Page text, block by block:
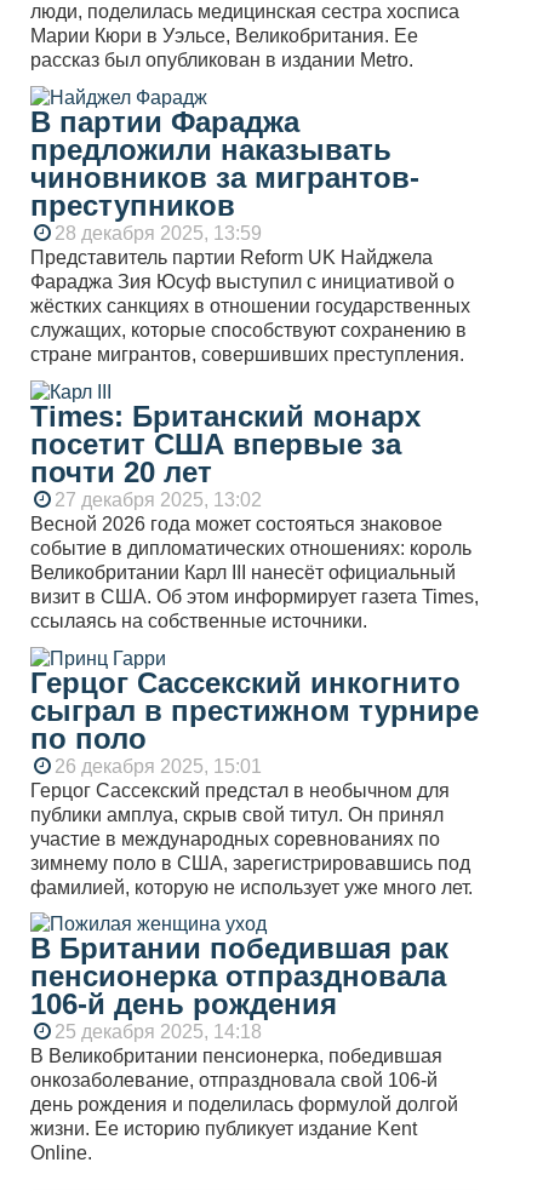
люди, поделилась медицинская сестра хосписа
Марии Кюри в Уэльсе, Великобритания. Ее
рассказ был опубликован в издании Metro.
В партии Фараджа
предложили наказывать
чиновников за мигрантов-
преступников
28 декабря 2025, 13:59
Представитель партии Reform UK Найджела
Фараджа Зия Юсуф выступил с инициативой о
жёстких санкциях в отношении государственных
служащих, которые способствуют сохранению в
стране мигрантов, совершивших преступления.
Times: Британский монарх
посетит США впервые за
почти 20 лет
27 декабря 2025, 13:02
Весной 2026 года может состояться знаковое
событие в дипломатических отношениях: король
Великобритании Карл III нанесёт официальный
визит в США. Об этом информирует газета Times,
ссылаясь на собственные источники.
Герцог Сассекский инкогнито
сыграл в престижном турнире
по поло
26 декабря 2025, 15:01
Герцог Сассекский предстал в необычном для
публики амплуа, скрыв свой титул. Он принял
участие в международных соревнованиях по
зимнему поло в США, зарегистрировавшись под
фамилией, которую не использует уже много лет.
В Британии победившая рак
пенсионерка отпраздновала
106-й день рождения
25 декабря 2025, 14:18
В Великобритании пенсионерка, победившая
онкозаболевание, отпраздновала свой 106-й
день рождения и поделилась формулой долгой
жизни. Ее историю публикует издание Kent
Online.